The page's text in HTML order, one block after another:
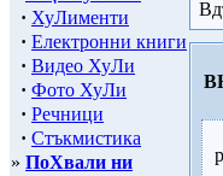
· ХуЛименти
· Електронни книги
· Видео ХуЛи
· Фото ХуЛи
· Речници
· Стъкмистика
» ПоХвали ни